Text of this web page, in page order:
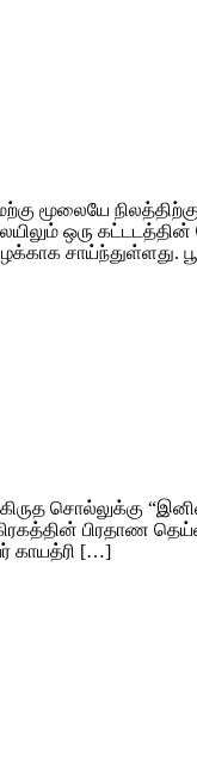
மூலையே
ஒரு
சாய்ந்துள்ளது.
சொல்லுக்கு
பிரதாண
காயத்ரி […]